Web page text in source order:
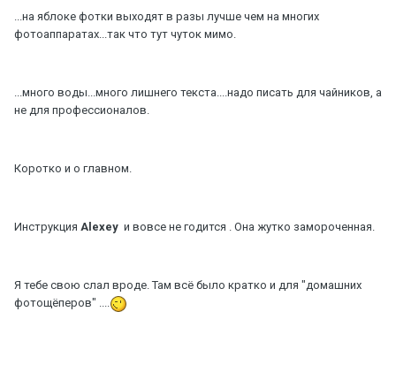
...на яблоке фотки выходят в разы лучше чем на многих
фотоаппаратах...так что тут чуток мимо.
...много воды...много лишнего текста....надо писать для чайников, а
не для профессионалов.
Коротко и о главном.
Инструкция Alexey и вовсе не годится . Она жутко замороченная.
Я тебе свою слал вроде. Там всё было кратко и для "домашних
фотощёперов" ....